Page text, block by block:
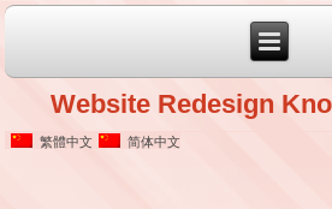
Website Redesign
繁體中文 简体中文